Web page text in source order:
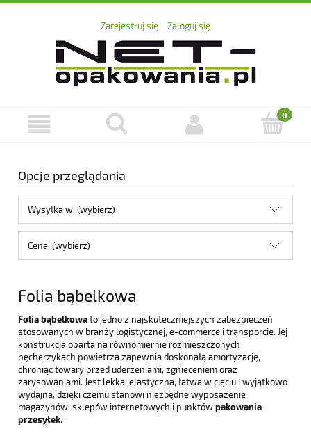
Zarejestruj się Zaloguj się
Opcje przeglądania
Wysyłka w: (wybierz)
Cena: (wybierz)
Folia bąbelkowa
Folia bąbelkowa to jedno z najskuteczniejszych zabezpieczeń
stosowanych w branży logistycznej, e-commerce i transporcie. Jej
konstrukcja oparta na równomiernie rozmieszczonych
pęcherzykach powietrza zapewnia doskonałą amortyzację,
chroniąc towary przed uderzeniami, zgnieceniem oraz
zarysowaniami. Jest lekka, elastyczna, łatwa w cięciu i wyjątkowo
wydajna, dzięki czemu stanowi niezbędne wyposażenie
magazynów, sklepów internetowych i punktów pakowania
przesyłek.